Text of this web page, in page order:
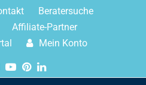
Beratersuche
Affiliate-Partner
Mein Konto